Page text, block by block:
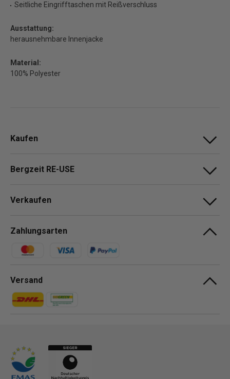
Seitliche Eingrifftaschen mit Reißverschluss
Ausstattung:
herausnehmbare Innenjacke
Material:
100% Polyester
Kaufen
Bergzeit RE-USE
Verkaufen
Zahlungsarten
Zahlungsmethoden
Versand
Zahlungsmethoden
Zahlungsmethoden